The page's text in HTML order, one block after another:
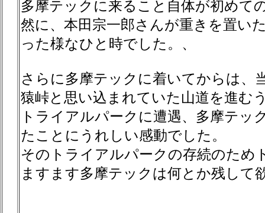
多摩テックに来ること自体が初めて
然に、本田宗一郎さんが重きを置い
った様なひと時でした。、
さらに多摩テックに着いてからは、
猿峠と思い込まれていた山道を進む
トライアルパークに遭遇、多摩テ
たことにうれしい感動でした。
そのトライアルパークの存続のため
ますます多摩テックは何とか残して